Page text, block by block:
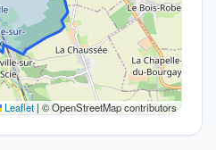
Leaflet | © OpenStreetMap contributors